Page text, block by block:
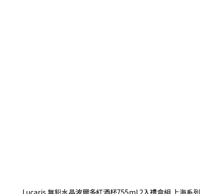
Lucaris 無鉛水晶波爾多紅酒杯755ml 2入禮盒組 上海系列